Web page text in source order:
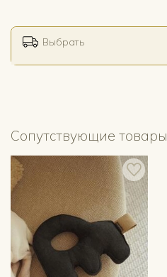
Выбрать
Сопутствующие товары